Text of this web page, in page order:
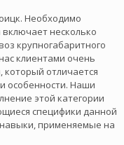
Необходимо
несколько
крупногабаритного
клиентами очень
который отличается
особенности. Наши
этой категории
специфики данной
применяемые на